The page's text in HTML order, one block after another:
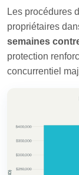
Les procédures
propriétaires
semaines
protection
concurrentiel